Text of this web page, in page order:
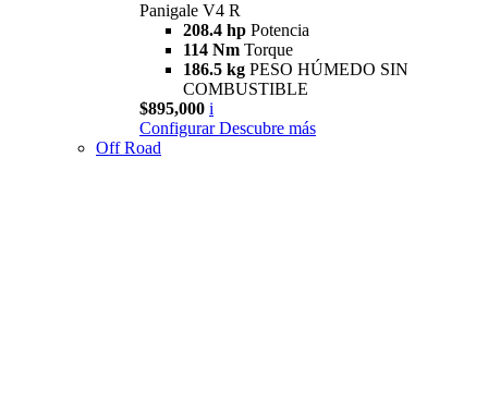
Panigale V4 R
208.4 hp Potencia
114 Nm Torque
186.5 kg PESO HÚMEDO SIN
COMBUSTIBLE
$895,000 i
Configurar Descubre más
Off Road